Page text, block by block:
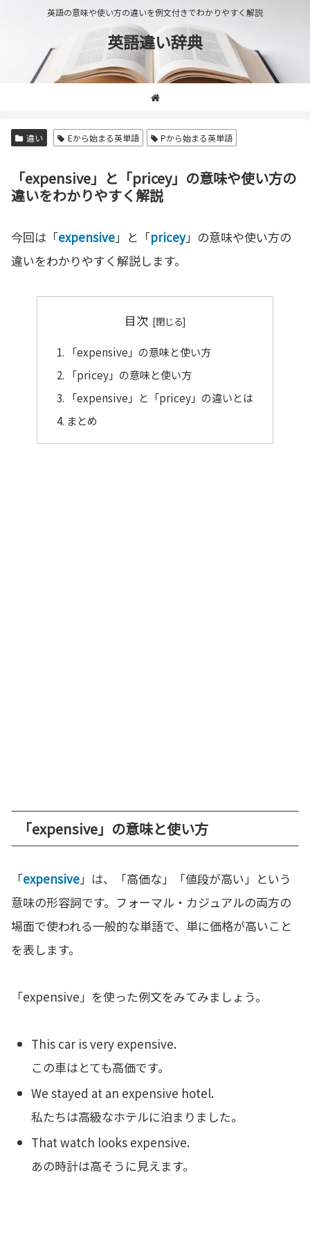
英語の意味や使い方の違いを例文付きでわかりやすく解説
英語違い辞典
違い Eから始まる英単語 Pから始まる英単語
「expensive」と「pricey」の意味や使い方の
違いをわかりやすく解説
今回は「expensive」と「pricey」の意味や使い方の
違いをわかりやすく解説します。
目次
「expensive」の意味と使い方
「pricey」の意味と使い方
「expensive」と「pricey」の違いとは
まとめ
「expensive」の意味と使い方
「expensive」は、「高価な」「値段が高い」という
意味の形容詞です。フォーマル・カジュアルの両方の
場面で使われる一般的な単語で、単に価格が高いこと
を表します。
「expensive」を使った例文をみてみましょう。
This car is very expensive.
この車はとても高価です。
We stayed at an expensive hotel.
私たちは高級なホテルに泊まりました。
That watch looks expensive.
あの時計は高そうに見えます。